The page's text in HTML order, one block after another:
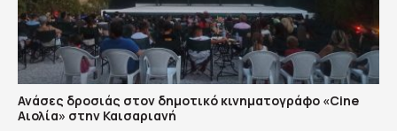
Ανάσες δροσιάς στον δημοτικό κινηματογράφο «Cine
Αιολία» στην Καισαριανή